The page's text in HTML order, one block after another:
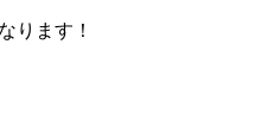
ります！